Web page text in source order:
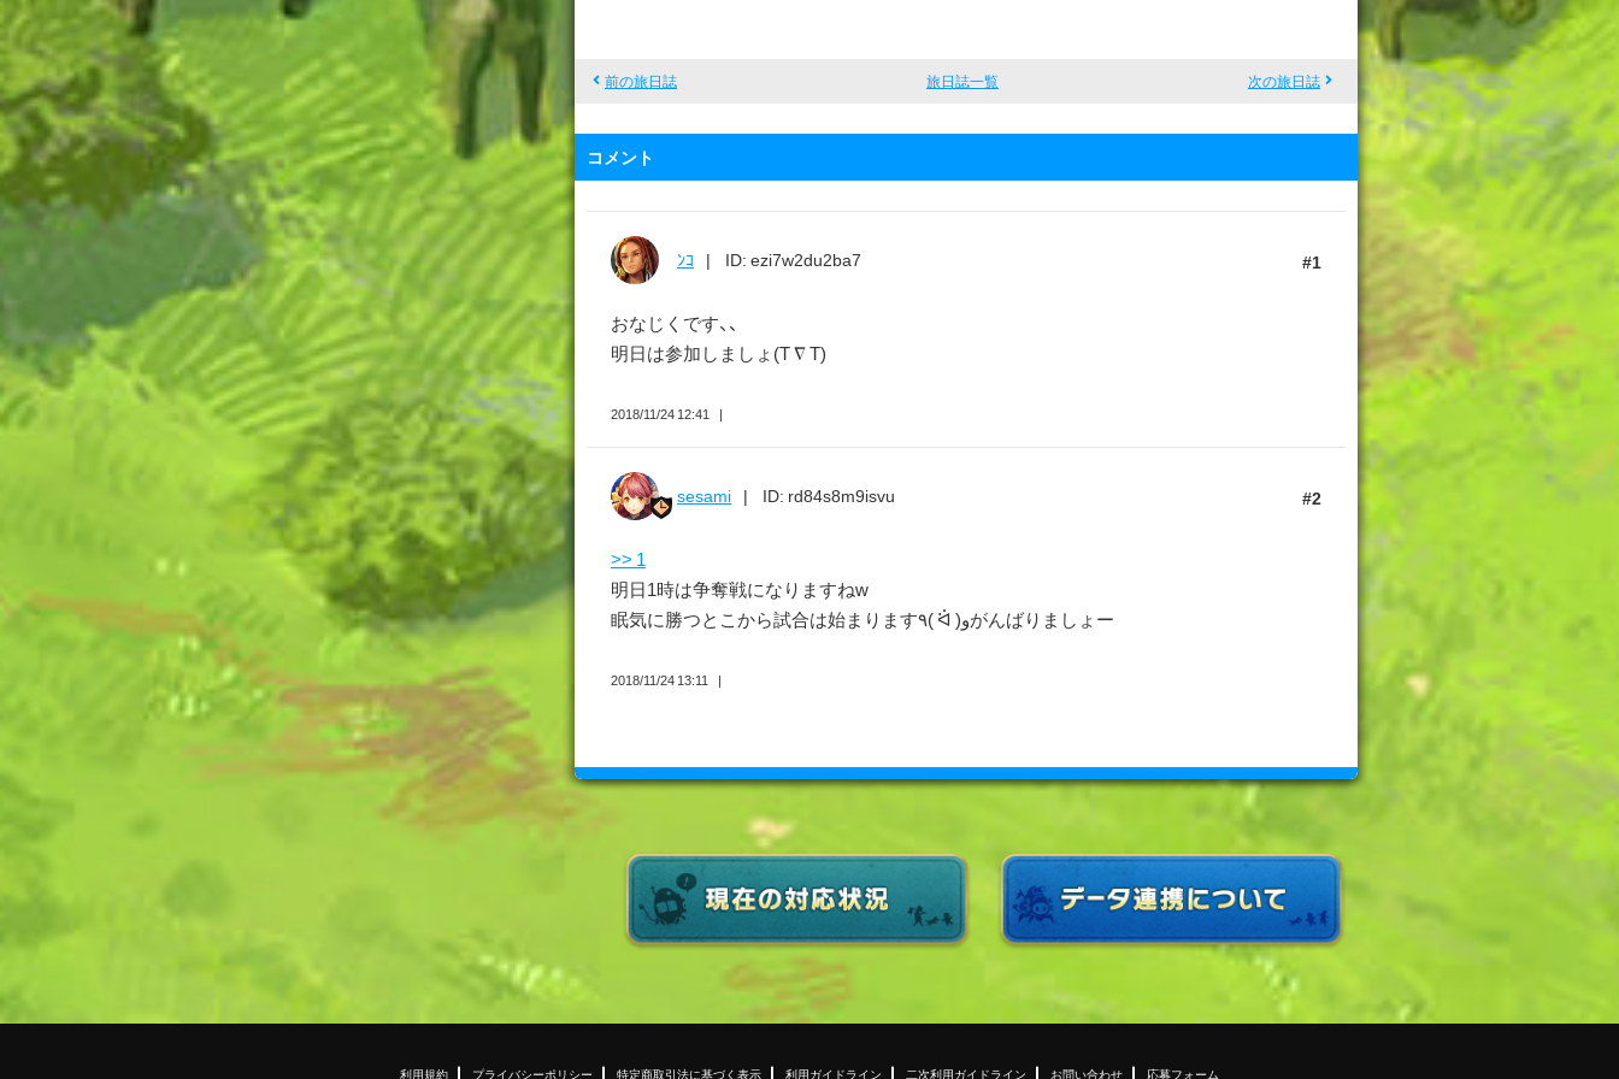
m
前の旅日誌 旅日誌一覧 次の旅日誌
コメント
1
ﾝｺ ID: ezi7w2du2ba7
おなじくです、、
明日は参加しましょ(T ∇ T)
2018/11/24 12:41
2
sesami ID: rd84s8m9isvu
>> 1
明日1時は争奪戦になりますねw
眠気に勝つとこから試合は始まります٩( ᐛ )وがんばりましょー
2018/11/24 13:11
利用規約 プライバシーポリシー 特定商取引法に基づく表示 利用ガイドライン 二次利用ガイドライン お問い合わせ 応募フォーム